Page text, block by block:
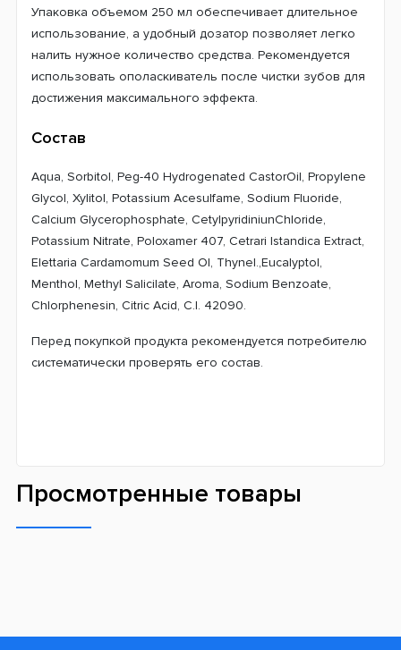
Упаковка объемом 250 мл обеспечивает длительное
использование, а удобный дозатор позволяет легко
налить нужное количество средства. Рекомендуется
использовать ополаскиватель после чистки зубов для
достижения максимального эффекта.
Состав
Aqua, Sorbitol, Peg-40 Hydrogenated CastorOil, Propylene
Glycol, Xylitol, Potassium Acesulfame, Sodium Fluoride,
Calcium Glycerophosphate, CetylpyridiniunChloride,
Potassium Nitrate, Poloxamer 407, Cetrari Istandica Extract,
Elettaria Cardamomum Seed Ol, Thynel.,Eucalyptol,
Menthol, Methyl Salicilate, Aroma, Sodium Benzoate,
Chlorphenesin, Citric Acid, C.l. 42090.
Перед покупкой продукта рекомендуется потребителю
систематически проверять его состав.
Просмотренные товары